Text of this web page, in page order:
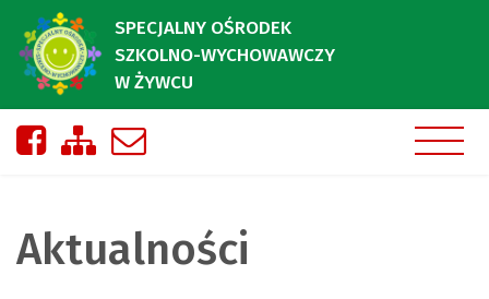
SPECJALNY OŚRODEK
SZKOLNO-WYCHOWAWCZY
W ŻYWCU
Nasza strona na Facebooku
Zobacz mapę strony
Aktualności